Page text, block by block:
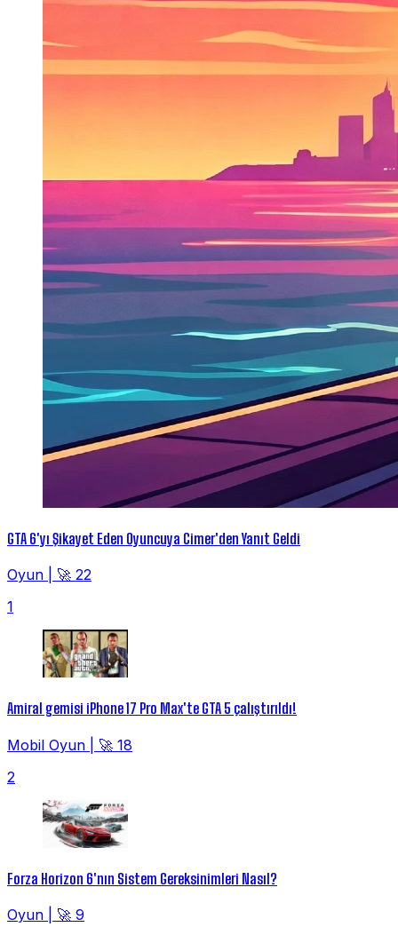
GTA 6'yı Şikayet Eden Oyuncuya Cimer'den Yanıt Geldi
Oyun
🚀 22
1
Amiral gemisi iPhone 17 Pro Max'te GTA 5 çalıştırıldı!
Mobil Oyun
🚀 18
2
Forza Horizon 6'nın Sistem Gereksinimleri Nasıl?
Oyun
🚀 9